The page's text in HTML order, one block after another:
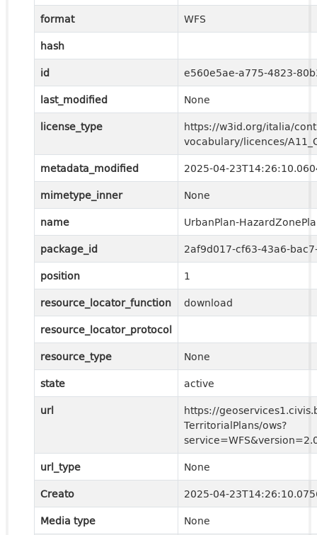
format
WFS
hash
id
e560e5ae-a775-4823-
last_modified
None
license_type
https://w3id.org/italia/
vocabulary/licences/
metadata_modified
2025-04-
mimetype_inner
None
name
UrbanPlan-
package_id
2af9d017-cf63-43a6-
position
1
resource_locator_function
download
resource_locator_protocol
resource_type
None
state
active
url
https://
TerritorialPlans/ows?
url_type
None
Creato
2025-04-
Media type
None